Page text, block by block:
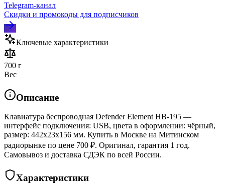
Telegram‑канал
Скидки и промокоды для подписчиков
Ключевые характеристики
700 г
Вес
Описание
Клавиатура беспроводная Defender Element HB-195 —
интерфейс подключения: USB, цвета в оформлении: чёрный,
размер: 442x23x156 мм. Купить в Москве на Митинском
радиорынке по цене 700 ₽. Оригинал, гарантия 1 год.
Самовывоз и доставка СДЭК по всей России.
Характеристики